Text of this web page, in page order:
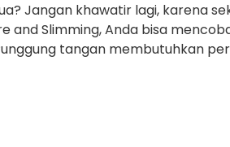
Jangan khawatir lagi, karena
and Slimming, Anda bisa
tangan membutuhkan